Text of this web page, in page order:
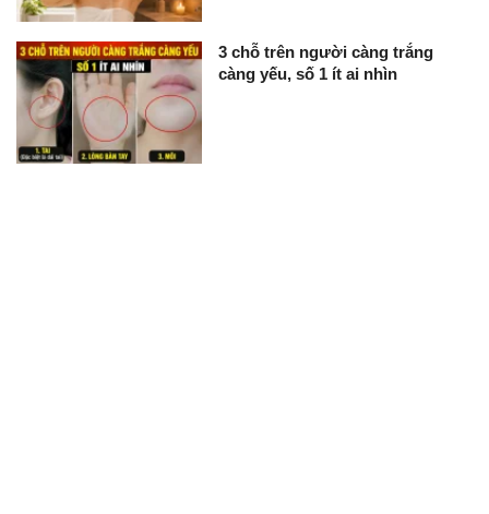
3 chỗ trên người càng trắng
càng yếu, số 1 ít ai nhìn